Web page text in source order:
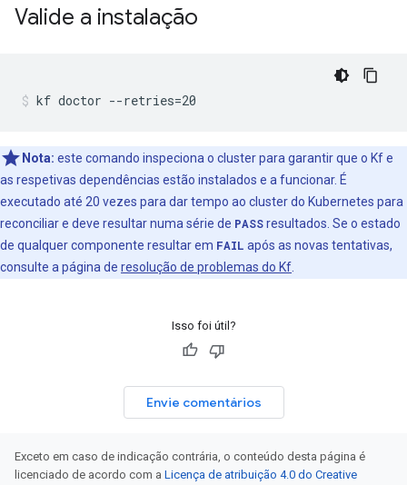
Valide a instalação
kf doctor --retries=20
Nota: este comando inspeciona o cluster para garantir que o Kf e
as respetivas dependências estão instalados e a funcionar. É
executado até 20 vezes para dar tempo ao cluster do Kubernetes para
reconciliar e deve resultar numa série de PASSresultados. Se o estado
de qualquer componente resultar em FAIL após as novas tentativas,
consulte a página de resolução de problemas do Kf
Isso foi útil?
Envie comentários
Exceto em caso de indicação contrária, o conteúdo desta página é
licenciado de acordo com a Licença de atribuição 4.0 do Creative